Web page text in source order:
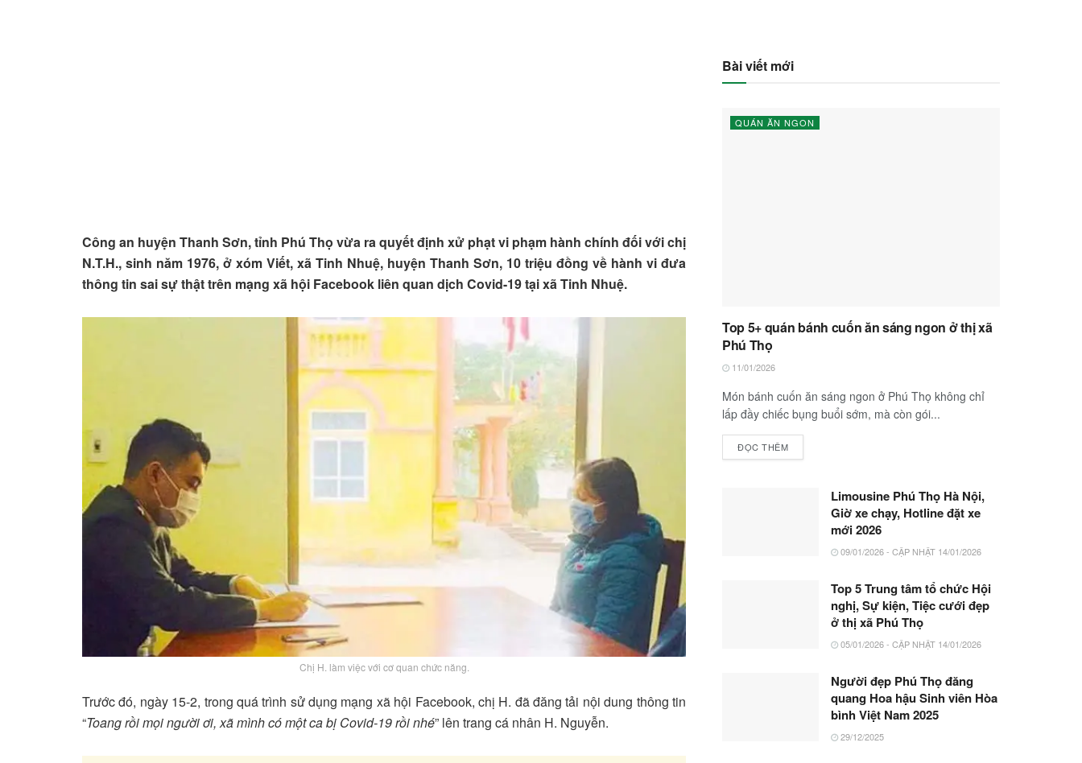
Công an huyện Thanh Sơn, tỉnh Phú Thọ vừa ra quyết định xử phạt vi phạm hành chính đối với chị
N.T.H., sinh năm 1976, ở xóm Viết, xã Tinh Nhuệ, huyện Thanh Sơn, 10 triệu đồng về hành vi đưa
thông tin sai sự thật trên mạng xã hội Facebook liên quan dịch Covid-19 tại xã Tinh Nhuệ.
Chị H. làm việc với cơ quan chức năng.
Trước đó, ngày 15-2, trong quá trình sử dụng mạng xã hội Facebook, chị H. đã đăng tải nội dung thông tin
“Toang rồi mọi người ơi, xã mình có một ca bị Covid-19 rồi nhé” lên trang cá nhân H. Nguyễn.
Bài viết mới
QUÁN ĂN NGON
Top 5+ quán bánh cuốn ăn sáng ngon ở thị xã
Phú Thọ
11/01/2026
Món bánh cuốn ăn sáng ngon ở Phú Thọ không chỉ
lấp đầy chiếc bụng buổi sớm, mà còn gói...
ĐỌC THÊM
Limousine Phú Thọ Hà Nội,
Giờ xe chạy, Hotline đặt xe
mới 2026
09/01/2026 - CẬP NHẬT 14/01/2026
Top 5 Trung tâm tổ chức Hội
nghị, Sự kiện, Tiệc cưới đẹp
ở thị xã Phú Thọ
05/01/2026 - CẬP NHẬT 14/01/2026
Người đẹp Phú Thọ đăng
quang Hoa hậu Sinh viên Hòa
bình Việt Nam 2025
29/12/2025